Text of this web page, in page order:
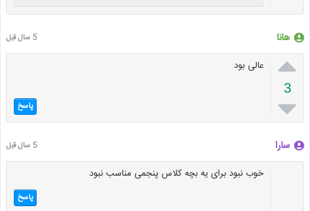
هانا 5 سال قبل

3

عالی بود
پاسخ
سارا 5 سال قبل
خوب نبود برای یه بچه کلاس پنجمی مناسب نبود
پاسخ